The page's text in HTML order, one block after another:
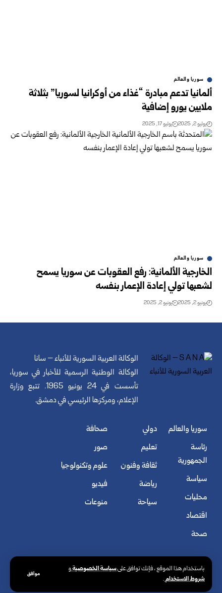
باستخدام هذا الموقع ، فإنك توافق علىسياسة الخصوصيةو
شروط الاستخدام.
موافق
سوريا والعالم
ألمانيا تدعم مبادرة “غذاء من أوكرانيا لسوريا” بثلاثة
ملايين يورو إضافية
يوليو 2, 2025 يوليو 17, 2025
سوريا والعالم
الخارجية الألمانية: رفع العقوبات عن سوريا يسمح
لشعبها تولي إعادة الإعمار بنفسه
يونيو 2, 2025 يونيو 2, 2025
الوكالة العربية السورية للأنباء – سانا
الوكالة الوطنية الرسمية للأخبار في سوريا،
تأسست في 24 يونيو 1965. تتبع وزارة
الإعلام، ومركزها الرئيسي في دمشق.
سوريا والعالم
رئاسة
الجمهورية
سياسة
محليات
اقتصاد
صحة
دولي
تعليم
ثقافة وفنون
رياضة
سياحة
صحافة
صور
علوم وتكنولوجيا
فيديو
منوعات
© الوكالة العربية السورية للأنباء. كافة الحقوق محفوظة.